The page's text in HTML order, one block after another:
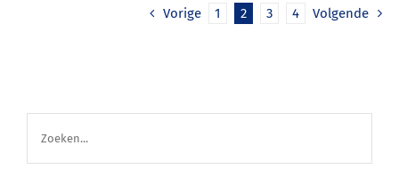
Vorige 1 2 3 4 Volgende